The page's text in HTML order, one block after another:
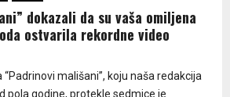
dokazali da su vaša omiljena
ostvarila rekordne video
mališani”, koju naša redakcija
pola godine, protekle sedmice je